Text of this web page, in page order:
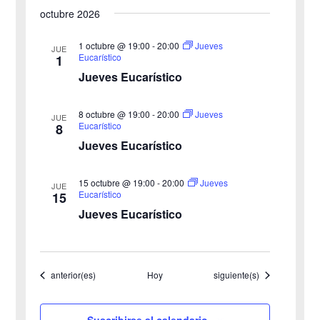
y
v
e
octubre 2026
JUE
1
Jueves Eucarístico
1 octubre @ 19:00 -20:00
Jueves
Eucarístico
JUE
8
Jueves Eucarístico
8 octubre @ 19:00 -20:00
Jueves
Eucarístico
JUE
15
Jueves Eucarístico
15 octubre @ 19:00 -20:00
Jueves
Eucarístico
Eventos
anterior(es) Hoy Eventos
siguiente(s)